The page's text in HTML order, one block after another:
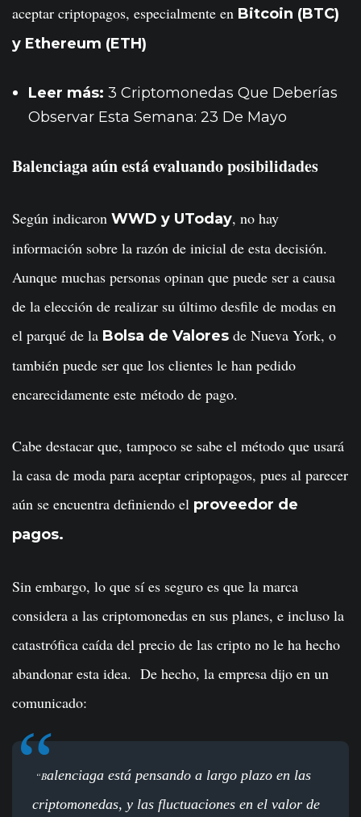
aceptar criptopagos, especialmente en Bitcoin (BTC)
y Ethereum (ETH)
Leer más: 3 Criptomonedas Que Deberías
Observar Esta Semana: 23 De Mayo
Balenciaga aún está evaluando posibilidades
Según indicaron WWD y UToday, no hay
información sobre la razón de inicial de esta decisión.
Aunque muchas personas opinan que puede ser a causa
de la elección de realizar su último desfile de modas en
el parqué de la Bolsa de Valores de Nueva York, o
también puede ser que los clientes le han pedido
encarecidamente este método de pago.
Cabe destacar que, tampoco se sabe el método que usará
la casa de moda para aceptar criptopagos, pues al parecer
aún se encuentra definiendo el proveedor de
pagos.
Sin embargo, lo que sí es seguro es que la marca
considera a las criptomonedas en sus planes, e incluso la
catastrófica caída del precio de las cripto no le ha hecho
abandonar esta idea. De hecho, la empresa dijo en un
comunicado:
“Balenciaga está pensando a largo plazo en las
criptomonedas, y las fluctuaciones en el valor de